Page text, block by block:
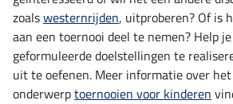
zoalswesternrijden, uitproberen? Of is
aan een toernooi deel te nemen? Help
geformuleerde doelstellingen te
uit te oefenen. Meer informatie over het
onderwerptoernooien voor kinderen